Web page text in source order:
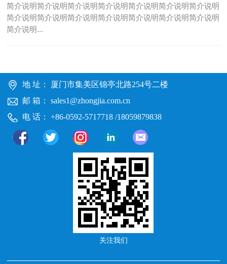
简介说明简介说明简介说明简介说明简介说明简介说明简介说明
简介说明简介说明简介说明简介说明简介说明简介说明简介说明
简介说明...
地 址： 厦门市集美区锦亭北路254号二楼
邮 箱： sales1@zhongjia.com.cn
电 话： +86-0592-5717718 /18059879838
关注我们